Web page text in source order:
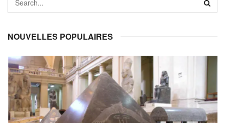
NOUVELLES POPULAIRES